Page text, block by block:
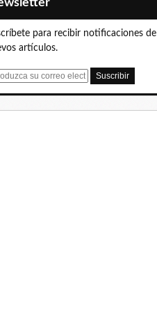
para recibir notificaciones de
artículos.